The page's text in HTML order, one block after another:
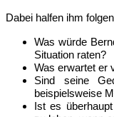
Dabei halfen ihm
Was würde
Situation raten?
Was erwartet er
Sind seine
beispielsweise
Ist es